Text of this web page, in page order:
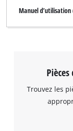
Manuel d’utilisation
Trouvez les